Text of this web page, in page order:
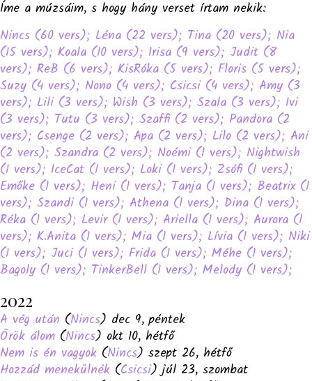
Íme a múzsáim, s hogy hány verset írtam nekik:
Nincs (60 vers); Léna (22 vers); Tina (20 vers); Nia
(15 vers); Koala (10 vers); Irisa (9 vers); Judit (8
vers); ReB (6 vers); KisRóka (5 vers); Floris (5 vers);
Suzy (4 vers); Nono (4 vers); Csicsi (4 vers); Amy (3
vers); Lili (3 vers); Wish (3 vers); Szala (3 vers); Ivi
(3 vers); Tutu (3 vers); Szaffi (2 vers); Pandora (2
vers); Csenge (2 vers); Apa (2 vers); Lilo (2 vers); Ani
(2 vers); Szandra (2 vers); Noémi (1 vers); Nightwish
(1 vers); IceCat (1 vers); Loki (1 vers); Zsófi (1 vers);
Emőke (1 vers); Heni (1 vers); Tanja (1 vers); Beatrix (1
vers); Szandi (1 vers); Athena (1 vers); Dina (1 vers);
Réka (1 vers); Levir (1 vers); Ariella (1 vers); Aurora (1
vers); K.Anita (1 vers); Mia (1 vers); Lívia (1 vers); Niki
(1 vers); Juci (1 vers); Frida (1 vers); Méhe (1 vers);
Bagoly (1 vers); TinkerBell (1 vers); Melody (1 vers);
2022
A vég után (Nincs) dec 9, péntek
Örök álom (Nincs) okt 10, hétfő
Nem is én vagyok (Nincs) szept 26, hétfő
Hozzád menekülnék (Csicsi) júl 23, szombat